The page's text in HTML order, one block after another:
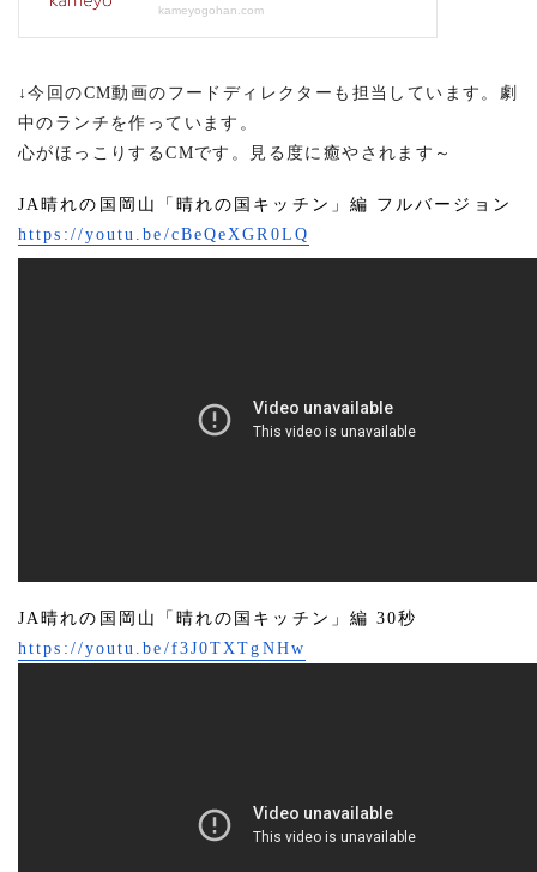
↓今回のCM動画のフードディレクターも担当しています。劇
中のランチを作っています。
心がほっこりするCMです。見る度に癒やされます～
JA晴れの国岡山「晴れの国キッチン」編 フルバージョン
https://youtu.be/cBeQeXGR0LQ
JA晴れの国岡山「晴れの国キッチン」編 30秒
https://youtu.be/f3J0TXTgNHw